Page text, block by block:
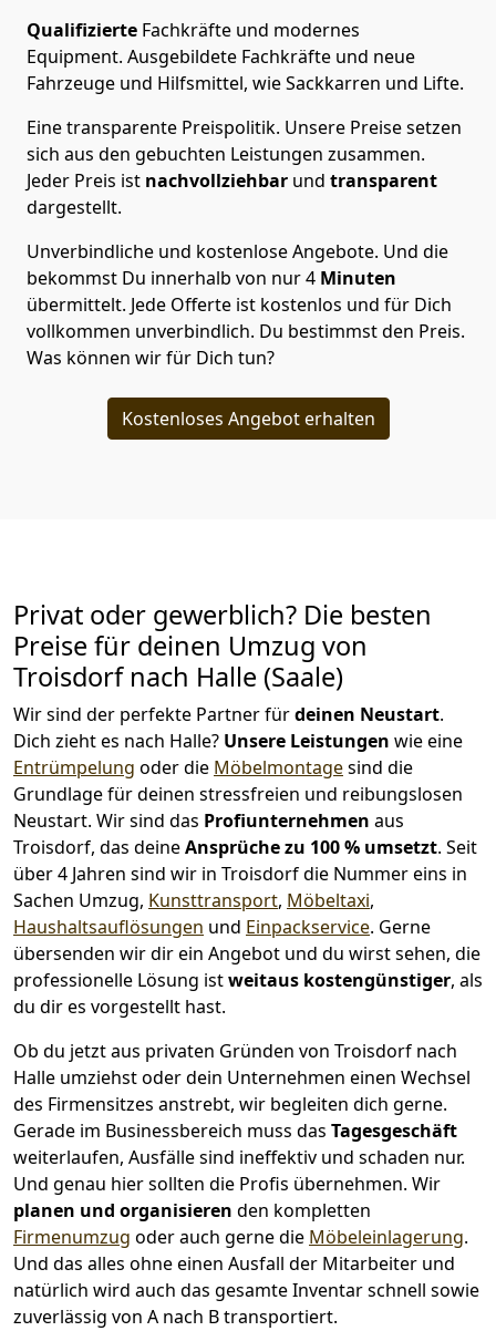
Qualifizierte Fachkräfte und modernes
Equipment. Ausgebildete Fachkräfte und neue
Fahrzeuge und Hilfsmittel, wie Sackkarren und Lifte.
Eine transparente Preispolitik. Unsere Preise setzen
sich aus den gebuchten Leistungen zusammen.
Jeder Preis ist nachvollziehbar und transparent
dargestellt.
Unverbindliche und kostenlose Angebote. Und die
bekommst Du innerhalb von nur4 Minuten
übermittelt. Jede Offerte ist kostenlos und für Dich
vollkommen unverbindlich. Du bestimmst den Preis.
Was können wir für Dich tun?
Kostenloses Angebot erhalten
Privat oder gewerblich? Die besten
Preise für deinen Umzug von
Troisdorf nach Halle (Saale)
Wir sind der perfekte Partner fürdeinen Neustart.
Dich zieht es nach Halle? Unsere Leistungen wie eine
Entrümpelung oder die Möbelmontagesind die
Grundlage für deinen stressfreien und reibungslosen
Neustart. Wir sind das Profiunternehmen aus
Troisdorf, das deineAnsprüche zu 100 % umsetzt. Seit
über 4 Jahren sind wir in Troisdorf die Nummer eins in
Sachen Umzug, Kunsttransport, Möbeltaxi,
Haushaltsauflösungen und Einpackservice. Gerne
übersenden wir dir ein Angebot und du wirst sehen, die
professionelle Lösung istweitaus kostengünstiger, als
du dir es vorgestellt hast.
Ob du jetzt aus privaten Gründen von Troisdorf nach
Halle umziehst oder dein Unternehmen einen Wechsel
des Firmensitzes anstrebt, wir begleiten dich gerne.
Gerade im Businessbereich muss das Tagesgeschäft
weiterlaufen, Ausfälle sind ineffektiv und schaden nur.
Und genau hier sollten die Profis übernehmen. Wir
planen und organisieren den kompletten
Firmenumzug oder auch gerne die Möbeleinlagerung.
Und das alles ohne einen Ausfall der Mitarbeiter und
natürlich wird auch das gesamte Inventar schnell sowie
zuverlässig von A nach B transportiert.